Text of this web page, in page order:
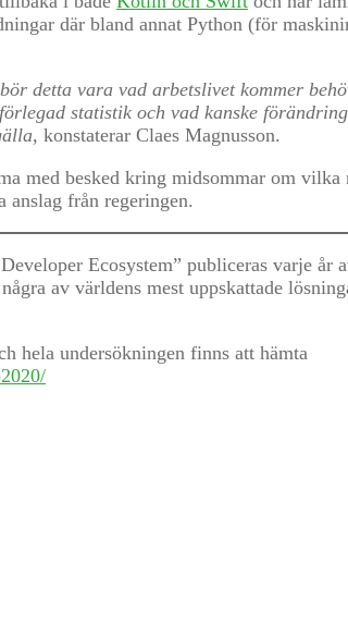
där bland annat Python (för
detta vara vad arbetslivet kommer
statistik och vad kanske
konstaterar Claes Magnusson.
med besked kring midsommar om vilka
från regeringen.
Ecosystem” publiceras varje år
av världens mest uppskattade
hela undersökningen finns att hämta